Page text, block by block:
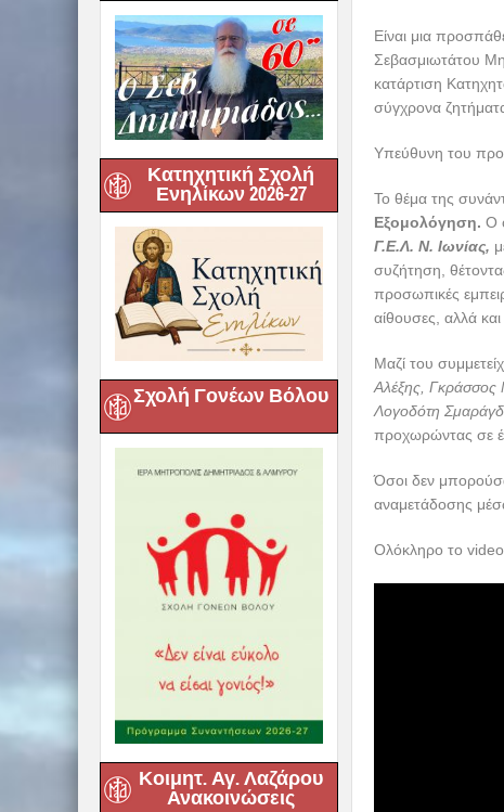
Κατηχητική Σχολή
Ενηλίκων 2026-27
Σχολή Γονέων Βόλου
Κοιμητ. Αγ. Λαζάρου
Ανακοινώσεις
Είναι μια
Σεβασμιωτάτου
κατάρτιση
σύγχρονα
Υπεύθυνη του
Το θέμα της
Εξομολόγηση. Ο
Γ.Ε.Λ. Ν. Ιωνίας,
συζήτηση,
προσωπικές
αίθουσες, αλλά
Μαζί του
Αλέξης, Γκράσσος
Λογοδότη
προχωρώντας σε
Όσοι δεν
αναμετάδοσης
Ολόκληρο το